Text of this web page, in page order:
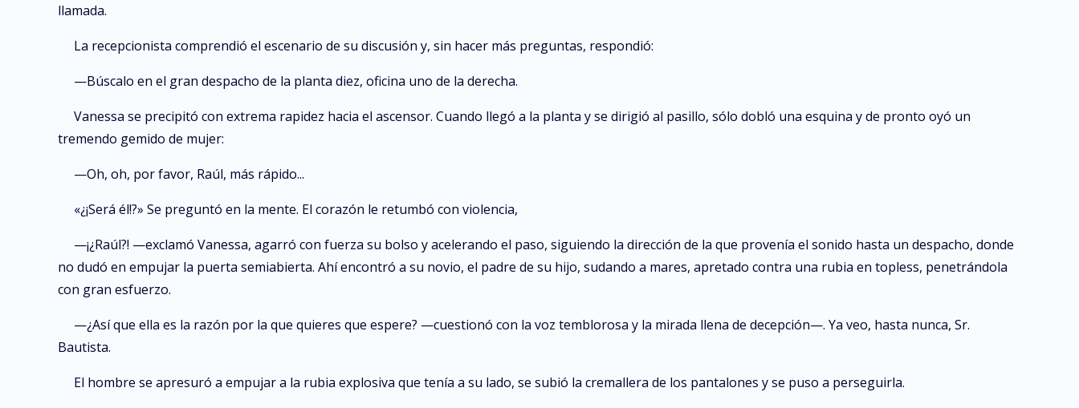
llamada.
La recepcionista comprendió el escenario de su discusión y, sin hacer más preguntas, respondió:
—Búscalo en el gran despacho de la planta diez, oficina uno de la derecha.
Vanessa se precipitó con extrema rapidez hacia el ascensor. Cuando llegó a la planta y se dirigió al pasillo, sólo dobló una esquina y de pronto oyó un
tremendo gemido de mujer:
—Oh, oh, por favor, Raúl, más rápido...
«¿¡Será él!?» Se preguntó en la mente. El corazón le retumbó con violencia,
—¡¿Raúl?! —exclamó Vanessa, agarró con fuerza su bolso y acelerando el paso, siguiendo la dirección de la que provenía el sonido hasta un despacho, donde
no dudó en empujar la puerta semiabierta. Ahí encontró a su novio, el padre de su hijo, sudando a mares, apretado contra una rubia en topless, penetrándola
con gran esfuerzo.
—¿Así que ella es la razón por la que quieres que espere? —cuestionó con la voz temblorosa y la mirada llena de decepción—. Ya veo, hasta nunca, Sr.
Bautista.
El hombre se apresuró a empujar a la rubia explosiva que tenía a su lado, se subió la cremallera de los pantalones y se puso a perseguirla.